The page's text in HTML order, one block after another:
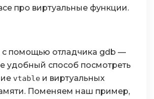
про виртуальные функции.
с помощью отладчика gdb —
удобный способ посмотреть
vtable и виртуальных
Поменяем наш пример,